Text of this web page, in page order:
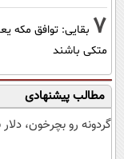
7 بقایی: توافق مکه
متکی باشند
مطالب پیشنهادی
گردونه رو بچرخون،